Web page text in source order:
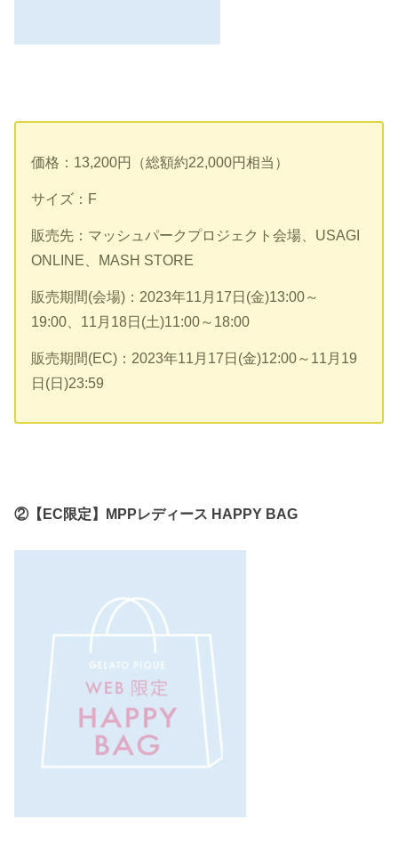
価格：13,200円（総額約22,000円相当）
サイズ：F
販売先：マッシュパークプロジェクト会場、USAGI
ONLINE、MASH STORE
販売期間(会場)：2023年11月17日(金)13:00～
19:00、11月18日(土)11:00～18:00
販売期間(EC)：2023年11月17日(金)12:00～11月19
日(日)23:59
②【EC限定】MPPレディース HAPPY BAG